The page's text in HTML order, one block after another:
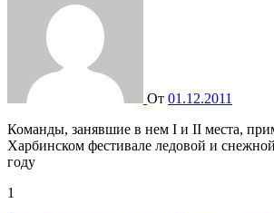
От 01.12.2011
Команды, занявшие в нем I и II места, примут участие в
Харбинском фестивале ледовой и
году
1